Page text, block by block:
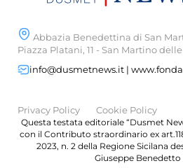
Abbazia Benedettina di San
Piazza Platani, 11 - San Martino delle
info@dusmetnews.it |
Privacy Policy Cookie Policy
Questa testata editoriale “Dusmet
con il Contributo straordinario ex
2023, n. 2 della Regione Sicilana
Giuseppe